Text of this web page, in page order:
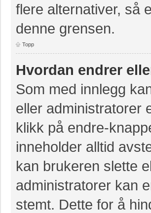
flere alternativer, så
denne grensen.
Topp
Hvordan endrer
Som med innlegg
eller administratorer
klikk på endre-
inneholder alltid
kan brukeren slette
administratorer kan
stemt. Dette for å